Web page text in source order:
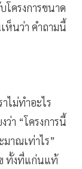
ครงการขนาด
ห็นว่า คำถามนี้
ไม่ทำอะไร
ว่า “โครงการนี้
มาณเท่าไร”
ข ทั้งที่แก่นแท้